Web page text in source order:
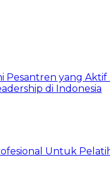
Pesantren yang Aktif
di Indonesia
Untuk